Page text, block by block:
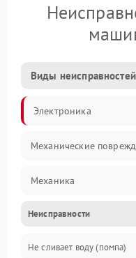
Виды неисправностей
Электроника
Механические
Механика
Электропитание
Водоснабжение
Неисправности
Не сливает воду (помпа)